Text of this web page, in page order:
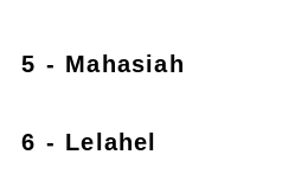
5 - Mahasiah
6 - Lelahel